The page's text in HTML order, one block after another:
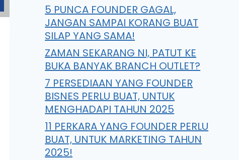
5 PUNCA FOUNDER GAGAL,
JANGAN SAMPAI KORANG BUAT
SILAP YANG SAMA!
ZAMAN SEKARANG NI, PATUT KE
BUKA BANYAK BRANCH OUTLET?
7 PERSEDIAAN YANG FOUNDER
BISNES PERLU BUAT, UNTUK
MENGHADAPI TAHUN 2025
11 PERKARA YANG FOUNDER PERLU
BUAT, UNTUK MARKETING TAHUN
2025!